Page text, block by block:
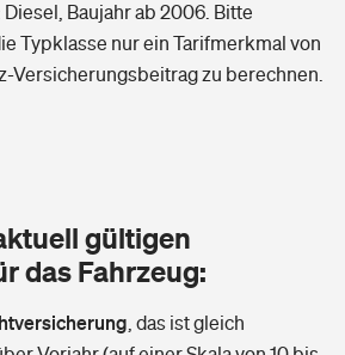
Baujahr ab 2006. Bitte
Typklasse nur ein Tarifmerkmal von
Versicherungsbeitrag zu berechnen.
gültigen
das Fahrzeug:
das ist gleich